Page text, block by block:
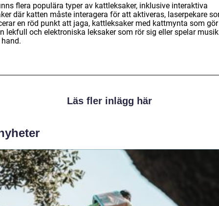
flera populära typer av kattleksaker, inklusive interaktiva
där katten måste interagera för att aktiveras, laserpekare
en röd punkt att jaga, kattleksaker med kattmynta som gör
lekfull och elektroniska leksaker som rör sig eller spelar
Läs fler inlägg här